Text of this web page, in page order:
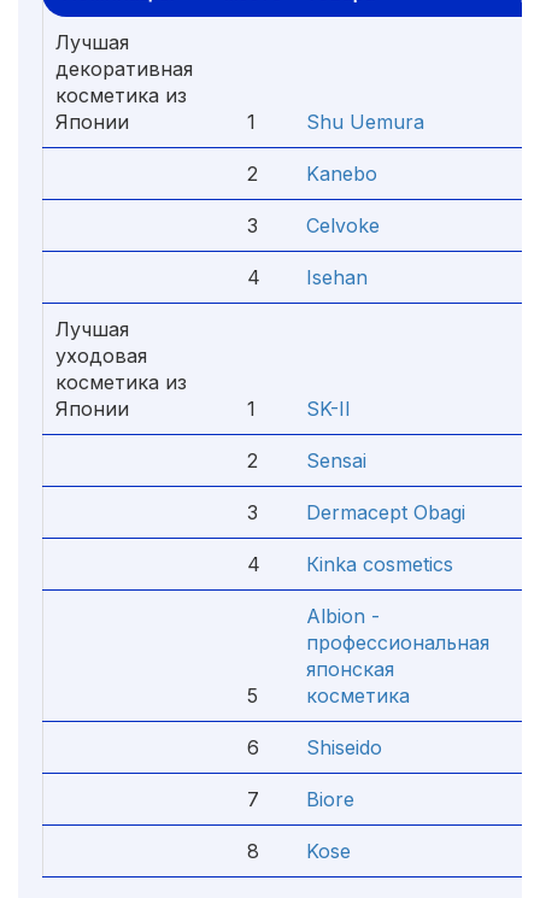
Лучшая
декоративная
косметика из
Японии
1 Shu Uemura
2 Kanebo
3 Celvoke
4 Isehan
Лучшая
уходовая
косметика из
Японии
1 SK-II
2 Sensai
3 Dermacept Obagi
4 Кinka cosmetics
5
Albion -
профессиональная
японская
косметика
6 Shiseido
7 Biore
8 Kose